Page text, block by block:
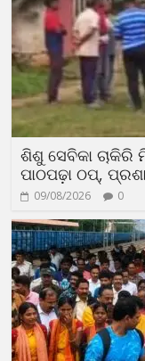
ଶିଶୁ ସେବିକା ଚାକିରି
ପାଠପଢ଼ା ଠପ୍,
09/08/2026 0